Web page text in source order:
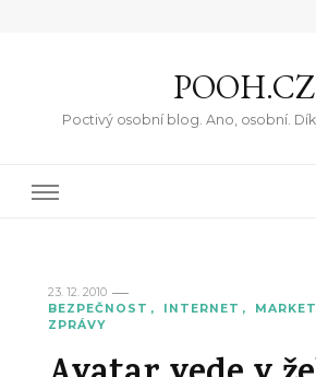
POOH.CZ
Poctivý osobní blog. Ano, osobní.
23. 12. 2010
BEZPEČNOST
INTERNET
ZPRÁVY